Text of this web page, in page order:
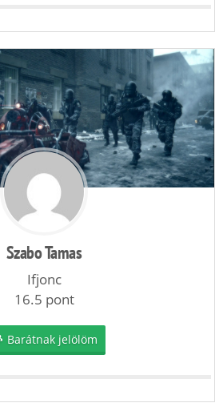
Szabo Tamas
Ifjonc
16.5 pont
Barátnak jelölöm